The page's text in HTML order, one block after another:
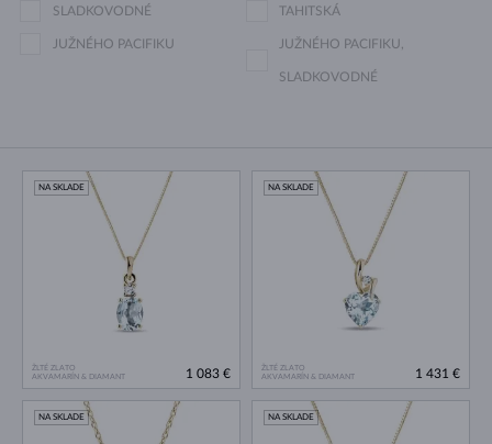
SLADKOVODNÉ TAHITSKÁ
JUŽNÉHO PACIFIKU JUŽNÉHO PACIFIKU,
SLADKOVODNÉ
ŽLTÉ ZLATO
AKVAMARÍN & DIAMANT
NA SKLADE
1 083 €
ŽLTÉ ZLATO
AKVAMARÍN & DIAMANT
NA SKLADE
1 431 €
NA SKLADE NA SKLADE